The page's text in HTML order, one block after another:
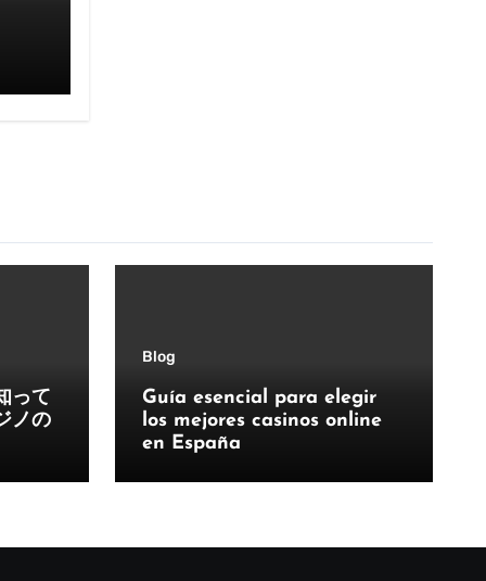
って
ノの
Blog
Guía esencial para elegir
los mejores casinos online
en España